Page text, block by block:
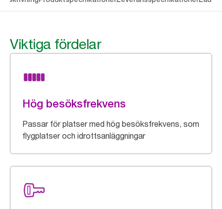
Viktiga fördelar
Hög besöksfrekvens
Passar för platser med hög besöksfrekvens, som
flygplatser och idrottsanläggningar